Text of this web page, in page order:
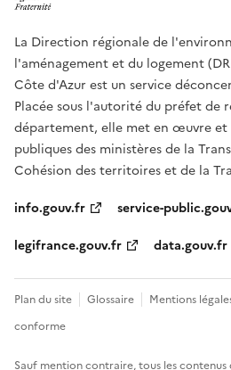
La Direction régionale de
l'aménagement et du logement
Côte d'Azur est un service
Placée sous l'autorité du préfet de
département, elle met en œuvre
publiques des ministères de la
Cohésion des territoires et de la
info.gouv.fr
service-
legifrance.gouv.fr
data.gouv.fr
Plan du site Glossaire Mentions
conforme
Sauf mention contraire, tous les contenus